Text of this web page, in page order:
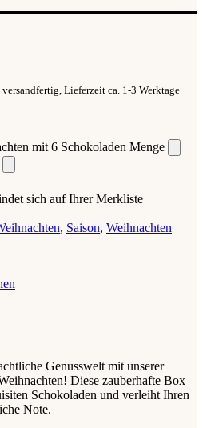
Lieferzeit ca. 1-3 Werktage
mit 6 Schokoladen Menge
sich auf Ihrer Merkliste
, Saison, Weihnachten
Genusswelt mit unserer
Diese zauberhafte Box
Schokoladen und verleiht Ihren
Note.